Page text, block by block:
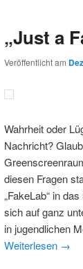
„Just a
Veröffentlicht am
Wahrheit oder
Nachricht?
diesen Fragen
„FakeLab“ in
sich auf ganz
in jugendlichen
Weiterlesen →